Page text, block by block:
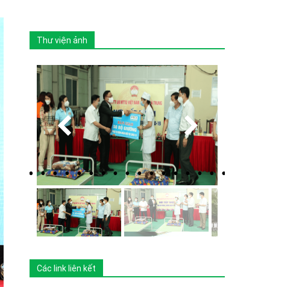
Thư viện ảnh
Các link liên kết